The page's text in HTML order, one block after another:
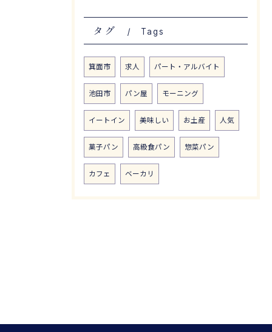
タグ Tags
箕面市 求人 パート・アルバイト
池田市 パン屋 モーニング
イートイン 美味しい お土産 人気
菓子パン 高級食パン 惣菜パン
カフェ ベーカリ